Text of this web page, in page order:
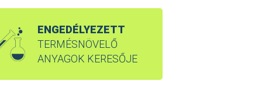
ENGEDÉLYEZETT
TERMÉSNÖVELŐ
ANYAGOK KERESŐJE